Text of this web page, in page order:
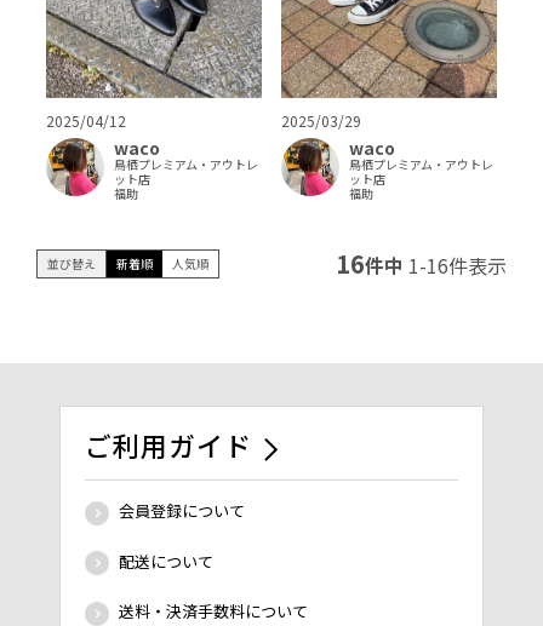
2025/04/12
waco
鳥栖プレミアム・アウトレ
ット店
福助
2025/03/29
waco
鳥栖プレミアム・アウトレ
ット店
福助
並び替え 新着順 人気順 16件中 1-16件表示
ご利用ガイド
会員登録について
配送について
送料・決済手数料について